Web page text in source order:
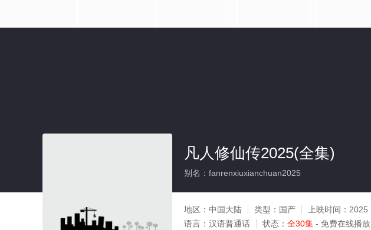
凡人修仙传2025(全集)
别名：fanrenxiuxianchuan2025
地区： 中国大陆 类型： 国产 上映时间： 2025
语言： 汉语普通话 状态： 全30集 - 免费在线播放